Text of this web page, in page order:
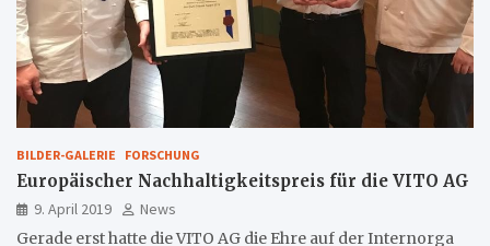
BILDER-GALERIE FORSCHUNG
Europäischer Nachhaltigkeitspreis für die VITO AG
9. April 2019
News
Gerade erst hatte die VITO AG die Ehre auf der Internorga